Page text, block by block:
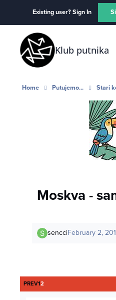
Existing user? Sign In
Klub putnika
Home Putujemo... Stari
Moskva -
sencciFebruary 2,
FIRST PAGE
PREV12